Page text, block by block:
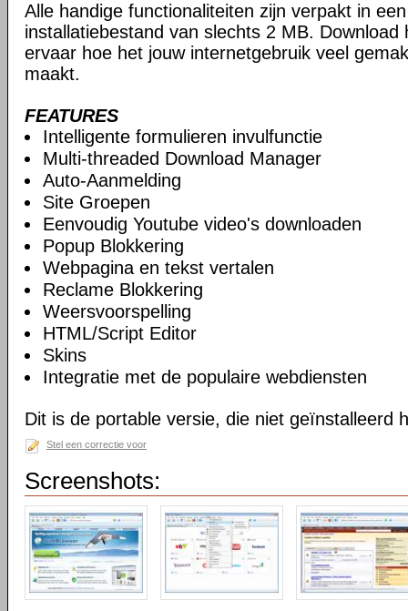
Alle handige functionaliteiten zijn verpakt in
installatiebestand van slechts 2 MB.
ervaar hoe het jouw internetgebruik veel
maakt.
FEATURES
Intelligente formulieren invulfunctie
Multi-threaded Download Manager
Auto-Aanmelding
Site Groepen
Eenvoudig Youtube video's downloaden
Popup Blokkering
Webpagina en tekst vertalen
Reclame Blokkering
Weersvoorspelling
HTML/Script Editor
Skins
Integratie met de populaire webdiensten
Dit is de portable versie, die niet geïnstalleerd
Stel een correctie voor
Screenshots: